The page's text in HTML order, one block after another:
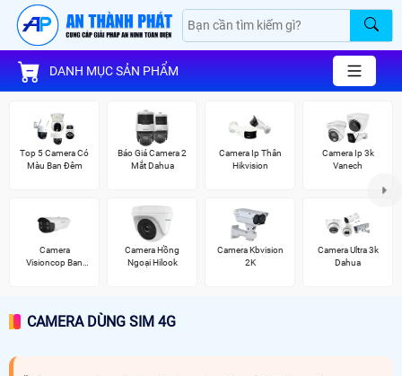
DANH MỤC SẢN PHẨM
Top 5 Camera Có
Màu Ban Đêm
Báo Giá Camera 2
Mắt Dahua
Camera Ip Thân
Hikvision
Camera Ip 3k
Vanech
Camera
Visioncop Ban
Camera Hồng
Ngoại Hilook
Camera Kbvision
2K
Camera Ultra 3k
Dahua
CAMERA DÙNG SIM 4G